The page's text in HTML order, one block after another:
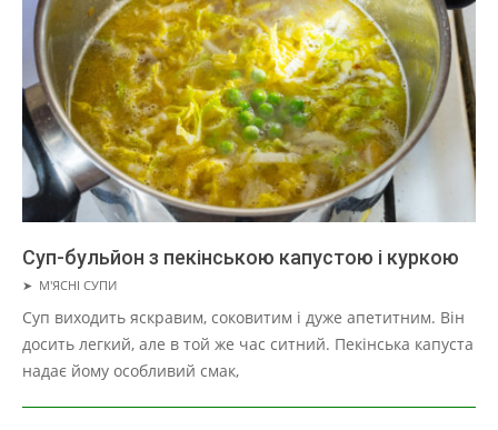
Суп-бульйон з пекінською капустою і куркою
2019-
03-
29
➤ М'ЯСНІ СУПИ
Суп виходить яскравим, соковитим і дуже апетитним. Він
досить легкий, але в той же час ситний. Пекінська капуста
надає йому особливий смак,